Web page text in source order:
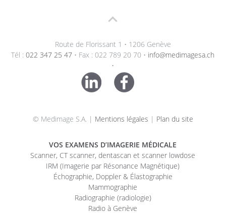
VOS EXAMENS D’IMAGERIE MÉDICALE
Scanner, CT scanner, dentascan et scanner lowdose
IRM (Imagerie par Résonance Magnétique)
Échographie, Doppler & Élastographie
Mammographie
Radiographie (radiologie)
Radio à Genève
Route de Florissant 1 • 1206 Genève
Tél :022 347 25 47 • Fax : 022 789 20 70 • info@medimagesa.ch
•
© Medimage S.A. | Mentions légales | Plan du site